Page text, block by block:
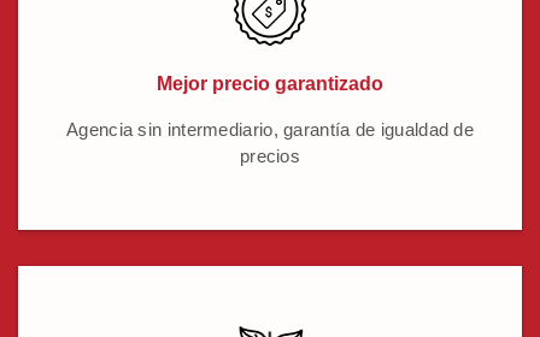
Mejor precio garantizado
Agencia sin intermediario, garantía de igualdad de
precios